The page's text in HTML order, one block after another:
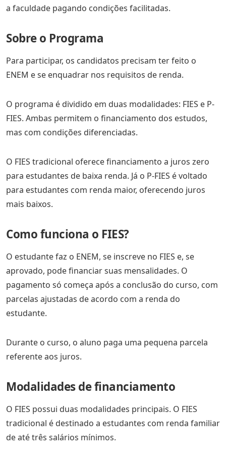
a faculdade pagando condições facilitadas.
Sobre o Programa
Para participar, os candidatos precisam ter feito o
ENEM e se enquadrar nos requisitos de renda.
O programa é dividido em duas modalidades: FIES e P-
FIES. Ambas permitem o financiamento dos estudos,
mas com condições diferenciadas.
O FIES tradicional oferece financiamento a juros zero
para estudantes de baixa renda. Já o P-FIES é voltado
para estudantes com renda maior, oferecendo juros
mais baixos.
Como funciona o FIES?
O estudante faz o ENEM, se inscreve no FIES e, se
aprovado, pode financiar suas mensalidades. O
pagamento só começa após a conclusão do curso, com
parcelas ajustadas de acordo com a renda do
estudante.
Durante o curso, o aluno paga uma pequena parcela
referente aos juros.
Modalidades de financiamento
O FIES possui duas modalidades principais. O FIES
tradicional é destinado a estudantes com renda familiar
de até três salários mínimos.